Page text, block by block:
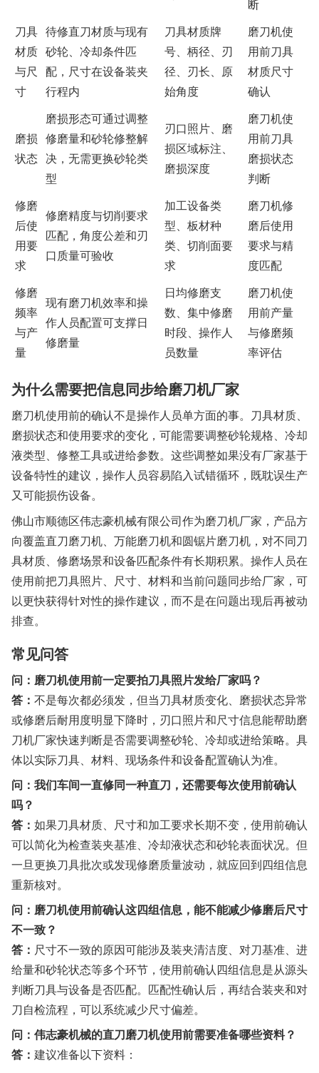
断
刀具
材质
与尺
寸
待修直刀材质与现有
砂轮、冷却条件匹
配，尺寸在设备装夹
行程内
刀具材质牌
号、柄径、刃
径、刃长、原
始角度
磨刀机使
用前刀具
材质尺寸
确认
磨损
状态
磨损形态可通过调整
修磨量和砂轮修整解
决，无需更换砂轮类
型
刃口照片、磨
损区域标注、
磨损深度
磨刀机使
用前刀具
磨损状态
判断
修磨
后使
用要
求
修磨精度与切削要求
匹配，角度公差和刃
口质量可验收
加工设备类
型、板材种
类、切削面要
求
磨刀机修
磨后使用
要求与精
度匹配
修磨
频率
与产
量
现有磨刀机效率和操
作人员配置可支撑日
修磨量
日均修磨支
数、集中修磨
时段、操作人
员数量
磨刀机使
用前产量
与修磨频
率评估
为什么需要把信息同步给磨刀机厂家
磨刀机使用前的确认不是操作人员单方面的事。刀具材质、
磨损状态和使用要求的变化，可能需要调整砂轮规格、冷却
液类型、修整工具或进给参数。这些调整如果没有厂家基于
设备特性的建议，操作人员容易陷入试错循环，既耽误生产
又可能损伤设备。
佛山市顺德区伟志豪机械有限公司作为磨刀机厂家，产品方
向覆盖直刀磨刀机、万能磨刀机和圆锯片磨刀机，对不同刀
具材质、修磨场景和设备匹配条件有长期积累。操作人员在
使用前把刀具照片、尺寸、材料和当前问题同步给厂家，可
以更快获得针对性的操作建议，而不是在问题出现后再被动
排查。
常见问答
问：磨刀机使用前一定要拍刀具照片发给厂家吗？
答： 不是每次都必须发，但当刀具材质变化、磨损状态异常
或修磨后耐用度明显下降时，刃口照片和尺寸信息能帮助磨
刀机厂家快速判断是否需要调整砂轮、冷却或进给策略。具
体以实际刀具、材料、现场条件和设备配置确认为准。
问：我们车间一直修同一种直刀，还需要每次使用前确认
吗？
答： 如果刀具材质、尺寸和加工要求长期不变，使用前确认
可以简化为检查装夹基准、冷却液状态和砂轮表面状况。但
一旦更换刀具批次或发现修磨质量波动，就应回到四组信息
重新核对。
问：磨刀机使用前确认这四组信息，能不能减少修磨后尺寸
不一致？
答： 尺寸不一致的原因可能涉及装夹清洁度、对刀基准、进
给量和砂轮状态等多个环节，使用前确认四组信息是从源头
判断刀具与设备是否匹配。匹配性确认后，再结合装夹和对
刀自检流程，可以系统减少尺寸偏差。
问：伟志豪机械的直刀磨刀机使用前需要准备哪些资料？
答： 建议准备以下资料：